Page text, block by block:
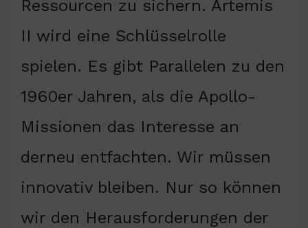
Ressourcen zu sichern. Artemis
II wird eine Schlüsselrolle
spielen. Es gibt Parallelen zu den
1960er Jahren, als die Apollo-
Missionen das Interesse an
derneu entfachten. Wir müssen
innovativ bleiben. Nur so können
wir den Herausforderungen der